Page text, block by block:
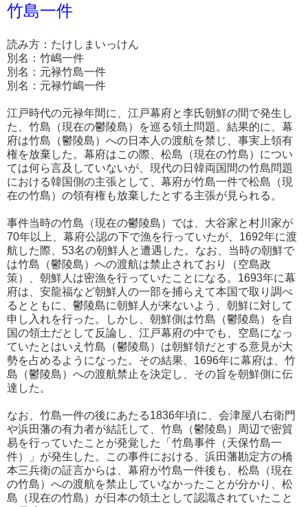
竹島一件
読み方：たけしまいっけん
別名：竹嶋一件
別名：元禄竹島一件
別名：元禄竹嶋一件
江戸時代の元禄年間に、江戸幕府と李氏朝鮮の間で発生し
た、竹島（現在の鬱陵島）を巡る領土問題。結果的に、幕
府は竹島（鬱陵島）への日本人の渡航を禁じ、事実上領有
権を放棄した。幕府はこの際、松島（現在の竹島）につい
ては何ら言及していないが、現代の日韓両国間の竹島問題
における韓国側の主張として、幕府が竹島一件で松島（現
在の竹島）の領有権も放棄したとする主張が見られる。
事件当時の竹島（現在の鬱陵島）では、大谷家と村川家が
70年以上、幕府公認の下で漁を行っていたが、1692年に渡
航した際、53名の朝鮮人と遭遇した。なお、当時の朝鮮で
は竹島（鬱陵島）への渡航は禁止されており（空島政
策）、朝鮮人は密漁を行っていたことになる。1693年に幕
府は、安龍福など朝鮮人の一部を捕らえて本国で取り調べ
るとともに、鬱陵島に朝鮮人が来ないよう、朝鮮に対して
申し入れを行った。しかし、朝鮮側は竹島（鬱陵島）を自
国の領土だとして反論し、江戸幕府の中でも、空島になっ
ていたとはいえ竹島（鬱陵島）は朝鮮領だとする意見が大
勢を占めるようになった。その結果、1696年に幕府は、竹
島（鬱陵島）への渡航禁止を決定し、その旨を朝鮮側に伝
達した。
なお、竹島一件の後にあたる1836年頃に、会津屋八右衛門
や浜田藩の有力者が結託して、竹島（鬱陵島）周辺で密貿
易を行っていたことが発覚した「竹島事件（天保竹島一
件）」が発生した。この事件における、浜田藩勘定方の橋
本三兵衛の証言からは、幕府が竹島一件後も、松島（現在
の竹島）への渡航を禁止していなかったことが分かり、松
島（現在の竹島）が日本の領土として認識されていたこと